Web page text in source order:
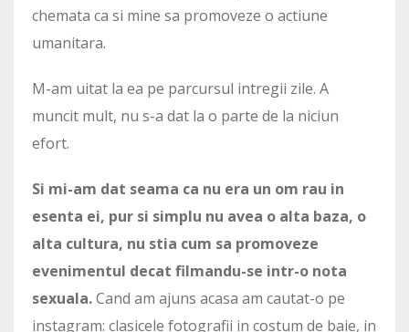
chemata ca si mine sa promoveze o actiune
umanitara.
M-am uitat la ea pe parcursul intregii zile. A
muncit mult, nu s-a dat la o parte de la niciun
efort.
Si mi-am dat seama ca nu era un om rau in
esenta ei, pur si simplu nu avea o alta baza, o
alta cultura, nu stia cum sa promoveze
evenimentul decat filmandu-se intr-o nota
sexuala.Cand am ajuns acasa am cautat-o pe
instagram: clasicele fotografii in costum de baie, in